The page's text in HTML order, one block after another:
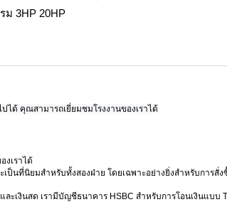
ได้ คุณสามารถเยี่ยมชมโรงงานของเราได้
งเราได้
นที่นิยมสำหรับทั้งสองฝ่าย โดยเฉพาะอย่างยิ่งสำหรับการสั่
ะเงินสด เรามีบัญชีธนาคาร HSBC สำหรับการโอนเงินแบบ